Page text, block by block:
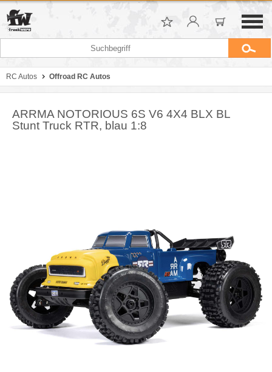
RC Autos Offroad RC Autos
ARRMA NOTORIOUS 6S V6 4X4 BLX BL
Stunt Truck RTR, blau 1:8